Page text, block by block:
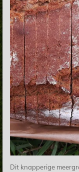
Dit knapperige